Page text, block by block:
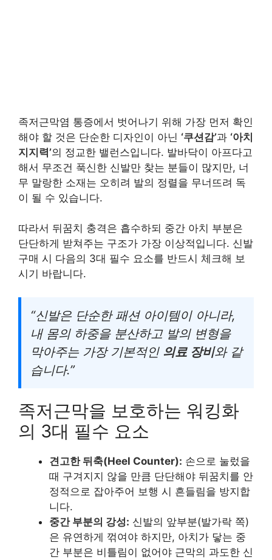
족저근막염 통증에서 벗어나기 위해 가장 먼저 확인
해야 할 것은 단순한 디자인이 아닌 ‘쿠션감’과 ‘아치
지지력’의 정교한 밸런스입니다. 발바닥이 아프다고
해서 무조건 푹신한 신발만 찾는 분들이 많지만, 너
무 말랑한 소재는 오히려 발의 정렬을 무너뜨려 독
이 될 수 있습니다.
따라서 뒤꿈치 충격은 흡수하되 중간 아치 부분은
단단하게 받쳐주는 구조가 가장 이상적입니다. 신발
구매 시 다음의 3대 필수 요소를 반드시 체크해 보
시기 바랍니다.
“신발은 단순한 패션 아이템이 아니라,
내 몸의 하중을 분산하고 발의 변형을
막아주는 가장 기본적인 의료 장비와 같
습니다.”
족저근막을 보호하는 워킹화
의 3대 필수 요소
견고한 뒤축(Heel Counter): 손으로 눌렀을
때 구겨지지 않을 만큼 단단해야 뒤꿈치를 안
정적으로 잡아주어 보행 시 흔들림을 방지합
니다.
중간 부분의 강성: 신발의 앞부분(발가락 쪽)
은 유연하게 꺾여야 하지만, 아치가 닿는 중
간 부분은 비틀림이 없어야 근막의 과도한 신